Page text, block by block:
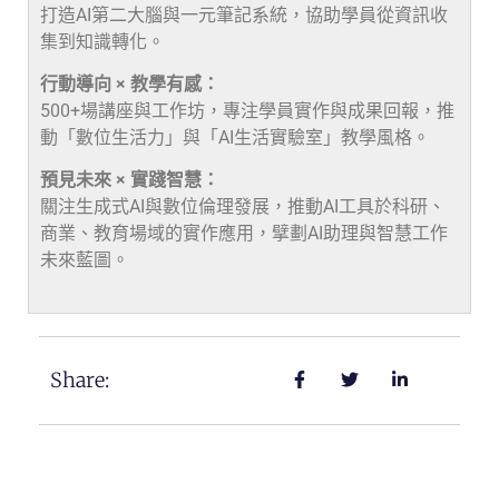
打造AI第二大腦與一元筆記系統，協助學員從資訊收
集到知識轉化。
行動導向 × 教學有感：
500+場講座與工作坊，專注學員實作與成果回報，推
動「數位生活力」與「AI生活實驗室」教學風格。
預見未來 × 實踐智慧：
關注生成式AI與數位倫理發展，推動AI工具於科研、
商業、教育場域的實作應用，擘劃AI助理與智慧工作
未來藍圖。
Share: